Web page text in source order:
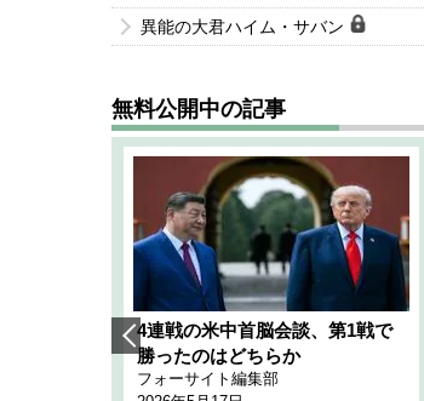
異能の大君ハイム・サバン
無料公開中の記事
4連戦の米中首脳会談、第1戦で
勝ったのはどちらか
フォーサイト編集部